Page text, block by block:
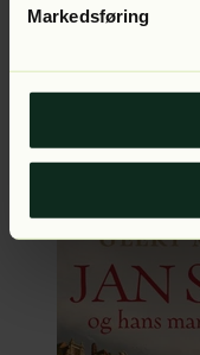
Markedsføring